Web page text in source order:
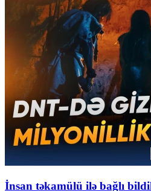
İnsan təkamülü ilə bağlı